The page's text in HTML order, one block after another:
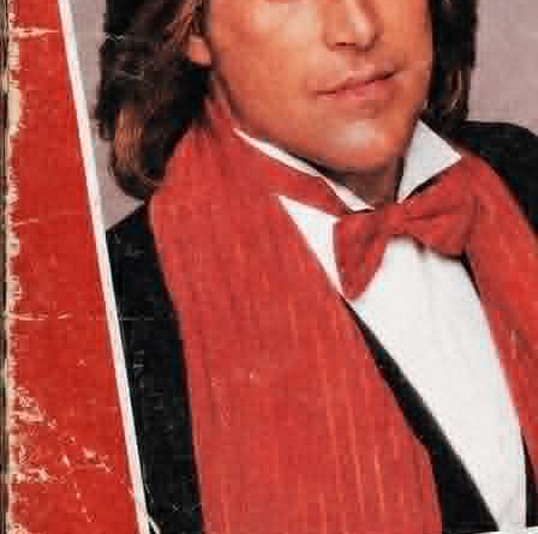
****CONTACT****
djmars@sfr.fr
Facebook : Mars
Instagram: djm4rs
Tik Tok : DJ M4RS
Tel: 06.43.36.64.27
DJ MARS